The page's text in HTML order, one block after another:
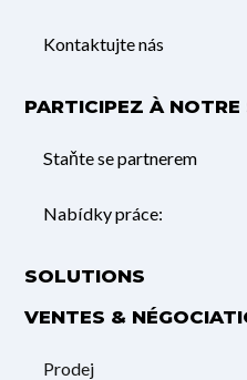
Kontaktujte nás
PARTICIPEZ À NOTRE
Staňte se partnerem
Nabídky práce:
SOLUTIONS
VENTES &
Prodej